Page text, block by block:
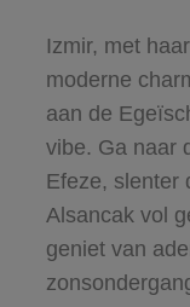
Izmir, met
moderne
aan de
vibe. Ga naar
Efeze, slenter
Alsancak vol
geniet van